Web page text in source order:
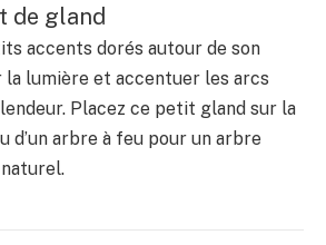
de gland
accents dorés autour de son
lumière et accentuer les arcs
Placez ce petit gland sur la
d’un arbre à feu pour un arbre